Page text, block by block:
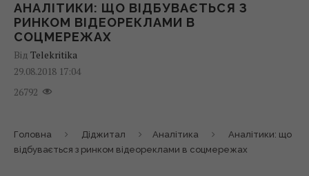
АНАЛІТИКИ: ЩО ВІДБУВАЄТЬСЯ З
РИНКОМ ВІДЕОРЕКЛАМИ В
СОЦМЕРЕЖАХ
Від Telekritika
29.08.2018 17:04
26792
Головна Діджитал Аналітика
Аналітики: що
відбувається з ринком відеореклами в соцмережах